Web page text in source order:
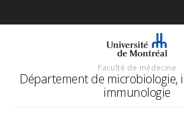
Faculté de médecine
Département de microbiologie,
immunologie